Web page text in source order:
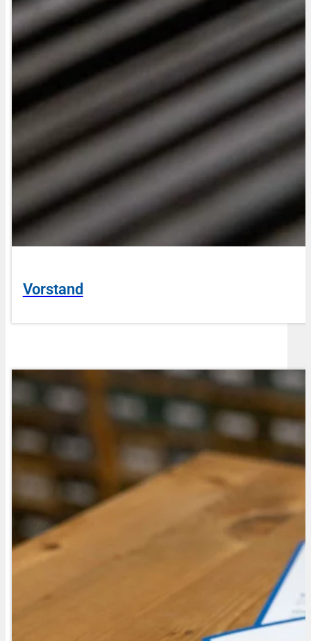
Vorstand